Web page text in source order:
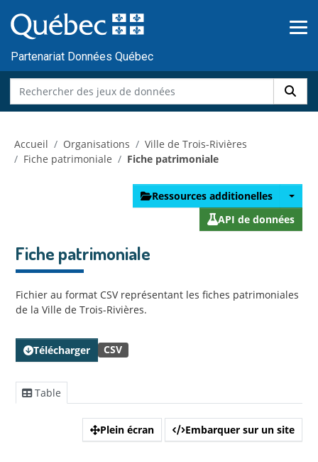
au
contenu
Partenariat Données Québec
Accueil Organisations
Ville de Trois-Rivières
Fiche patrimoniale
Fiche patrimoniale
Ressources additionelles
API de données
Fiche patrimoniale
Fichier au format CSV représentant les fiches patrimoniales
de la Ville de Trois-Rivières.
Télécharger CSV
Table
Plein écran Embarquer sur un site